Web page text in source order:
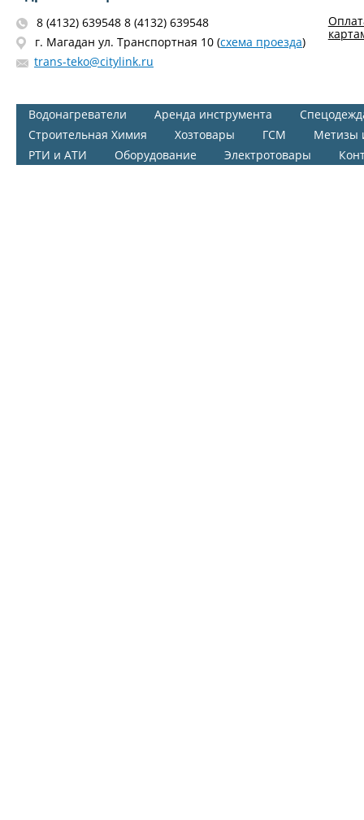
8 (4132) 639548 8 (4132) 639548
г. Магадан ул. Транспортная 10 (схема проезда)
trans-teko@citylink.ru
Водонагреватели Аренда инструмента
Строительная Химия
Хозтовары ГСМ
Метизы
РТИ и АТИ
Оборудование Электротовары